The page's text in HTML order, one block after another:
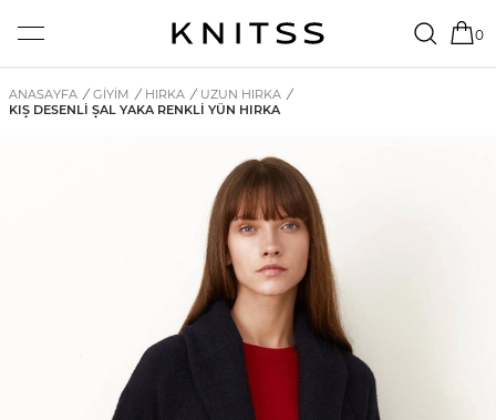
0
ANASAYFA / GİYİM / HIRKA / UZUN HIRKA /
KIŞ DESENLI ŞAL YAKA RENKLI YÜN HIRKA